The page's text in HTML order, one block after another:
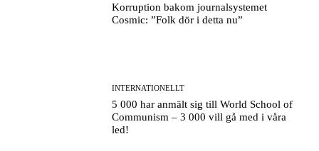
Korruption bakom journalsystemet
Cosmic: ”Folk dör i detta nu”
INTERNATIONELLT
5 000 har anmält sig till World School of
Communism – 3 000 vill gå med i våra
led!